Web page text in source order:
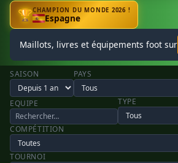
🏆CHAMPION DU MONDE 2026 !
Espagne
Maillots, livres et équipements foot sur
SAISON PAYS
EQUIPE TYPE
COMPÉTITION
TOURNOI